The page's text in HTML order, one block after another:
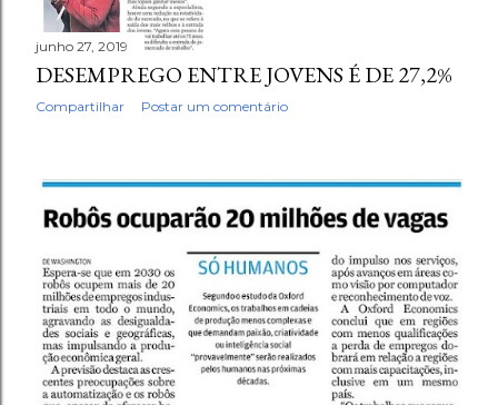
junho 27, 2019
DESEMPREGO ENTRE JOVENS É DE 27,2%
Compartilhar Postar um comentário